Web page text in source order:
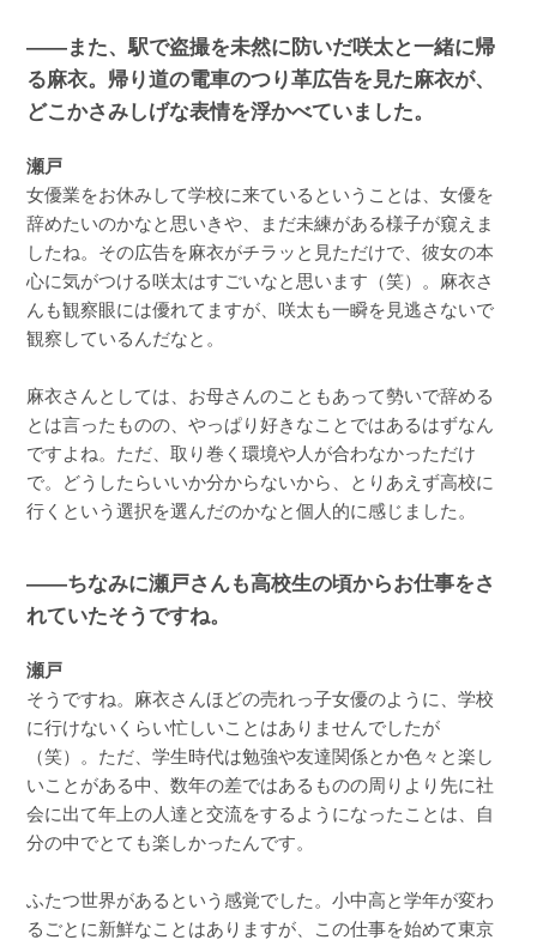
――また、駅で盗撮を未然に防いだ咲太と一緒に帰
る麻衣。帰り道の電車のつり革広告を見た麻衣が、
どこかさみしげな表情を浮かべていました。
瀬戸
女優業をお休みして学校に来ているということは、女優を
辞めたいのかなと思いきや、まだ未練がある様子が窺えま
したね。その広告を麻衣がチラッと見ただけで、彼女の本
心に気がつける咲太はすごいなと思います（笑）。麻衣さ
んも観察眼には優れてますが、咲太も一瞬を見逃さないで
観察しているんだなと。
麻衣さんとしては、お母さんのこともあって勢いで辞める
とは言ったものの、やっぱり好きなことではあるはずなん
ですよね。ただ、取り巻く環境や人が合わなかっただけ
で。どうしたらいいか分からないから、とりあえず高校に
行くという選択を選んだのかなと個人的に感じました。
――ちなみに瀬戸さんも高校生の頃からお仕事をさ
れていたそうですね。
瀬戸
そうですね。麻衣さんほどの売れっ子女優のように、学校
に行けないくらい忙しいことはありませんでしたが
（笑）。ただ、学生時代は勉強や友達関係とか色々と楽し
いことがある中、数年の差ではあるものの周りより先に社
会に出て年上の人達と交流をするようになったことは、自
分の中でとても楽しかったんです。
ふたつ世界があるという感覚でした。小中高と学年が変わ
るごとに新鮮なことはありますが、この仕事を始めて東京